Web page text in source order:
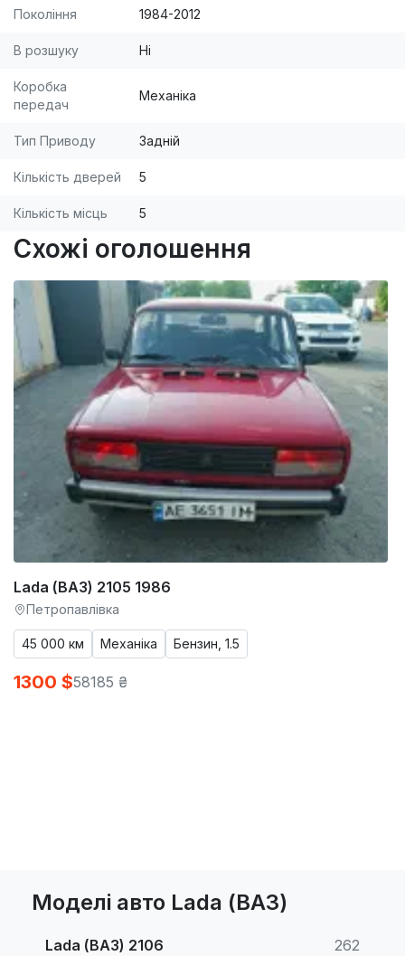
Покоління 1984-2012
В розшуку Ні
Коробка
передач
Механіка
Тип Приводу Задній
Кількість дверей 5
Кількість місць 5
Схожі оголошення
Lada (ВАЗ) 2105 1986
Петропавлівка
45 000 км Механіка Бензин, 1.5
1300 $58185 ₴
Моделі авто Lada (ВАЗ)
Lada (ВАЗ) 2106
262